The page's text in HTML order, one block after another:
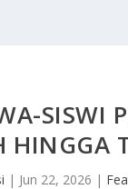
SISWI
| Jun 22, 2026 |